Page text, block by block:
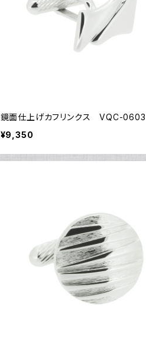
鏡面仕上げカフリンクス VQC-0603
¥9,350